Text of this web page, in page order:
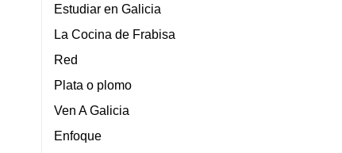
Estudiar en Galicia
La Cocina de Frabisa
Red
Plata o plomo
Ven A Galicia
Enfoque